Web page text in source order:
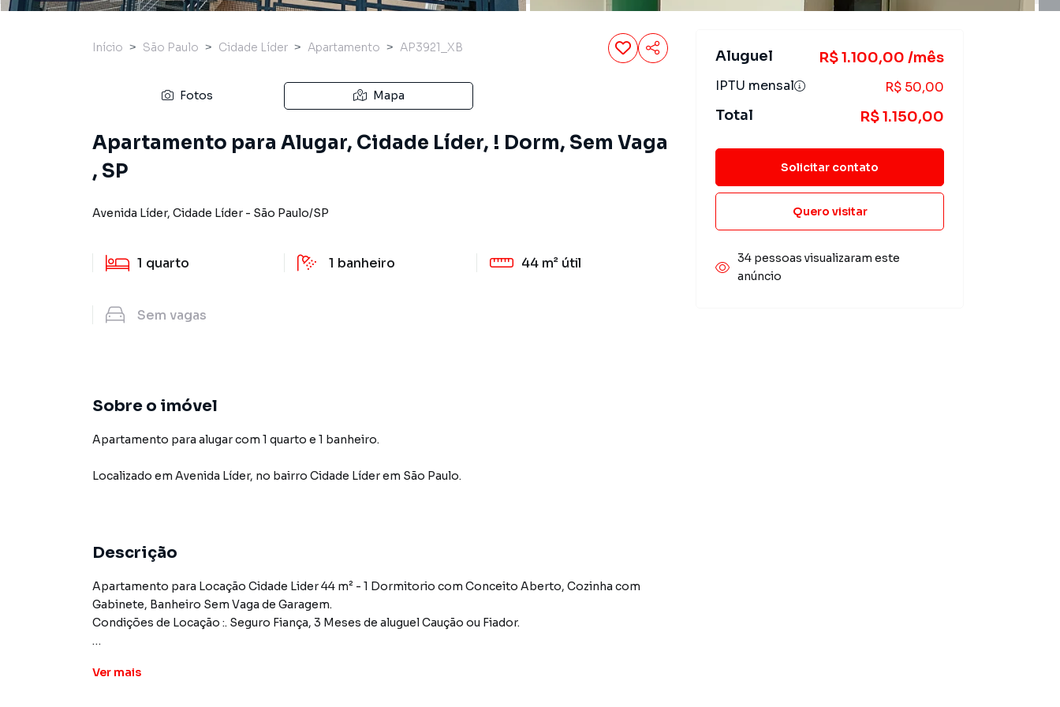
Início São Paulo Cidade Líder Apartamento AP3921_XB
Fotos Mapa
Apartamento para Alugar, Cidade Líder, ! Dorm, Sem Vaga
, SP
Avenida Líder, Cidade Líder - São Paulo/SP
1 quarto 1 banheiro 44 m² útil
Sem vagas
Sobre o imóvel
Apartamento para alugar com 1 quarto e 1 banheiro.
Localizado em Avenida Líder, no bairro Cidade Líderem São Paulo.
Descrição
Apartamento para Locação Cidade Lider 44 m² - 1 Dormitorio com Conceito Aberto, Cozinha com
Gabinete, Banheiro Sem Vaga de Garagem.
Condições de Locação :. Seguro Fiança, 3 Meses de aluguel Caução ou Fiador.
Apartamento para Aluguel em região valorizada do bairro Cidade Líder, em São Paulo. Não encontrou o
Ver mais
Aluguel R$ 1.100,00 /mês
IPTU mensal R$ 50,00
Total R$ 1.150,00
Solicitar contato
Quero visitar
34 pessoas visualizaram este
anúncio